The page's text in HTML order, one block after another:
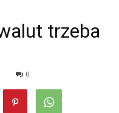
trzeba
0